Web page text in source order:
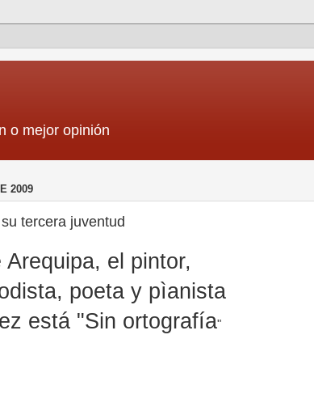
o mejor opinión
2009
tercera juventud
el pintor,
poeta y pìanista
está "Sin ortografía"